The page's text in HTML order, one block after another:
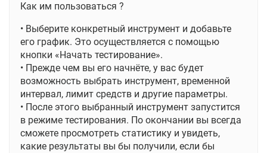
Как им пользоваться ?
• Выберите конкретный инструмент и добавьте
его график. Это осуществляется с помощью
кнопки «Начать тестирование».
• Прежде чем вы его начнёте, у вас будет
возможность выбрать инструмент, временной
интервал, лимит средств и другие параметры.
• После этого выбранный инструмент запустится
в режиме тестирования. По окончании вы всегда
сможете просмотреть статистику и увидеть,
какие результаты вы бы получили, если бы